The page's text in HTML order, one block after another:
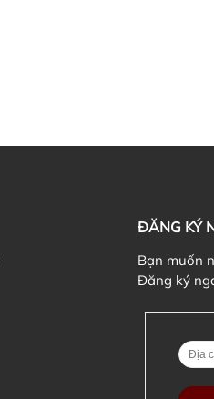
ĐĂNG KÝ
Bạn muốn
Đăng ký